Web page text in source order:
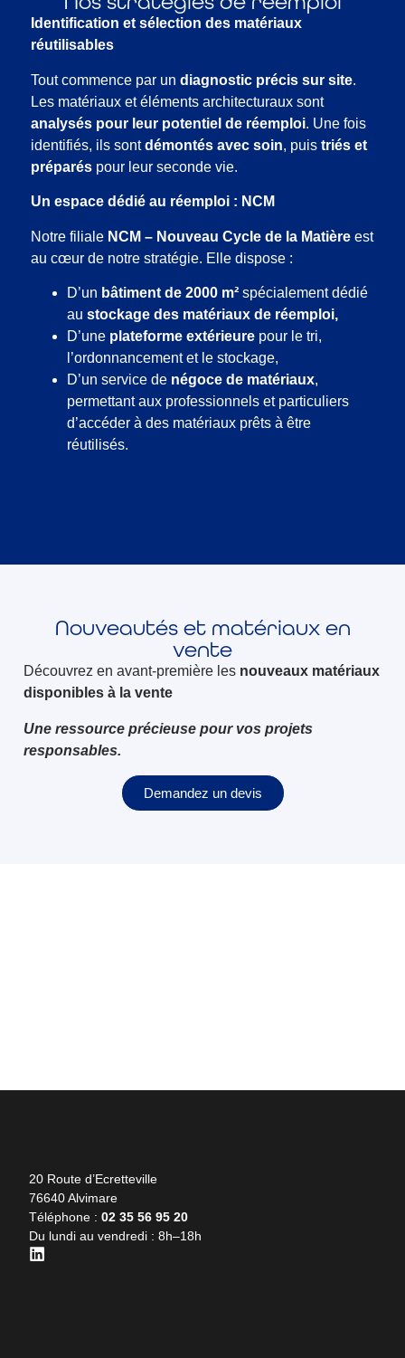
Identification et sélection des matériaux
réutilisables
Tout commence par un diagnostic précis sur site.
Les matériaux et éléments architecturaux sont
analysés pour leur potentiel de réemploi. Une fois
identifiés, ils sontdémontés avec soin, puis triés et
préparés pour leur seconde vie.
Un espace dédié au réemploi : NCM
Notre filiale NCM – Nouveau Cycle de la Matière est
au cœur de notre stratégie. Elle dispose :
D’un bâtiment de 2000 m² spécialement dédié
au stockage des matériaux de réemploi,
D’une plateforme extérieure pour le tri,
l’ordonnancement et le stockage,
D’un service de négoce de matériaux,
permettant aux professionnels et particuliers
d’accéder à des matériaux prêts à être
réutilisés.
Nouveautés et matériaux en
vente
Découvrez en avant-première les nouveaux matériaux
disponibles à la vente
Une ressource précieuse pour vos projets
responsables.
Demandez un devis
20 Route d’Ecretteville
76640 Alvimare
Téléphone : 02 35 56 95 20
Du lundi au vendredi : 8h–18h